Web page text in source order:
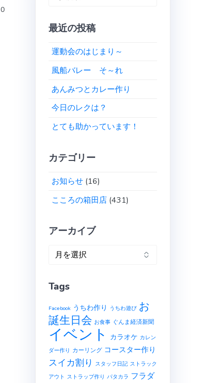
0
最近の投稿
運動会のはじまり～
風船バレー そ～れ
あんみつとカレー作り
今日のレクは？
とても助かっています！
カテゴリー
お知らせ (16)
こころの箱田店 (431)
アーカイブ
イ
Tags
Facebook うちわ作り うちわ遊び お
誕生日会 お食事 ぐんま経済新聞
イベント カラオケ カレン
ダー作り カーリング コースター作り
スイカ割り スタッフ日記 ストラック
アウト ストラップ作り パタカラ フラダ